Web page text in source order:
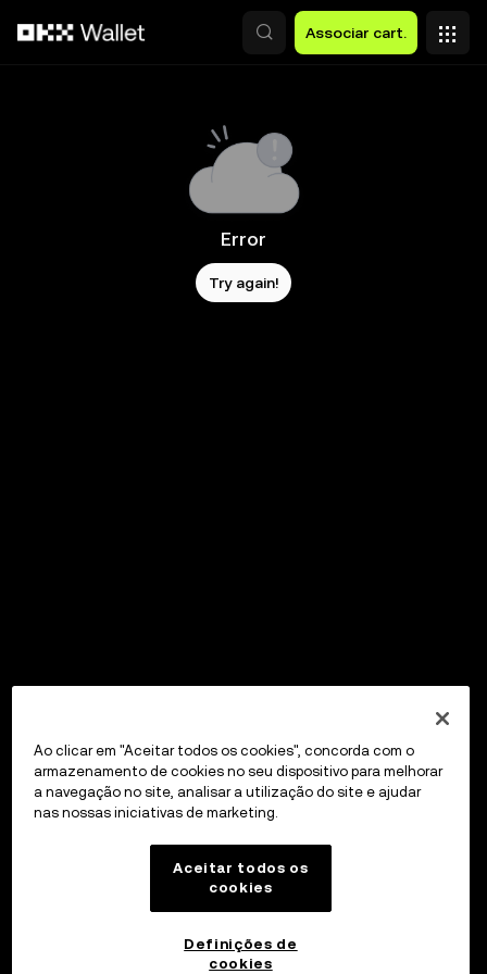
Associar cart.
Error
Try again!
Ao clicar em "Aceitar todos os cookies", concorda com o
armazenamento de cookies no seu dispositivo para melhorar
a navegação no site, analisar a utilização do site e ajudar
nas nossas iniciativas de marketing.
Aceitar todos os
cookies
Definições de
cookies